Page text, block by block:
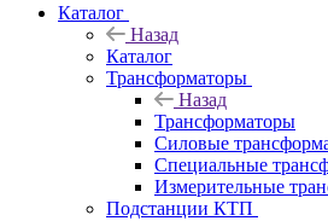
Каталог
Назад
Каталог
Трансформаторы
Назад
Трансформаторы
Силовые
Специальные
Измерительные
Подстанции КТП